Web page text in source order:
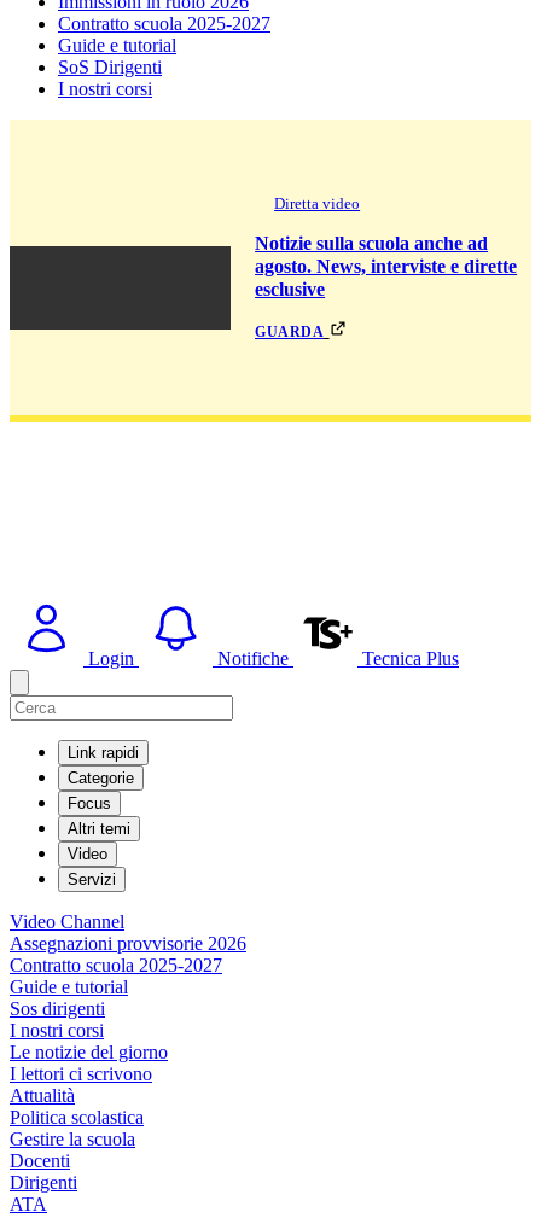
Contratto scuola 2025-2027
Guide e tutorial
SoS Dirigenti
I nostri corsi
Diretta video
Notizie sulla scuola anche ad
agosto. News, interviste e dirette
esclusive
guarda
Login Notifiche Tecnica Plus
Link rapidi
Categorie
Focus
Altri temi
Video
Servizi
Video Channel
Assegnazioni provvisorie 2026
Contratto scuola 2025-2027
Guide e tutorial
Sos dirigenti
I nostri corsi
Le notizie del giorno
I lettori ci scrivono
Attualità
Politica scolastica
Gestire la scuola
Docenti
Dirigenti
ATA